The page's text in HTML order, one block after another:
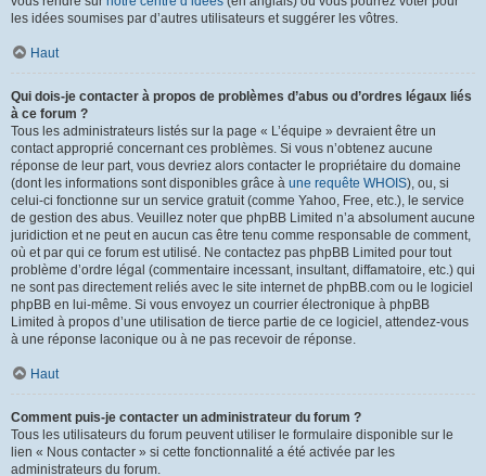
les idées soumises par d’autres utilisateurs et suggérer les vôtres.
Haut
Qui dois-je contacter à propos de problèmes d’abus ou d’ordres légaux liés
à ce forum ?
Tous les administrateurs listés sur la page « L’équipe » devraient être un
contact approprié concernant ces problèmes. Si vous n’obtenez aucune
réponse de leur part, vous devriez alors contacter le propriétaire du domaine
(dont les informations sont disponibles grâce à une requête WHOIS), ou, si
celui-ci fonctionne sur un service gratuit (comme Yahoo, Free, etc.), le service
de gestion des abus. Veuillez noter que phpBB Limited n’a absolument aucune
juridiction et ne peut en aucun cas être tenu comme responsable de comment,
où et par qui ce forum est utilisé. Ne contactez pas phpBB Limited pour tout
problème d’ordre légal (commentaire incessant, insultant, diffamatoire, etc.) qui
ne sont pas directement reliés avec le site internet de phpBB.com ou le logiciel
phpBB en lui-même. Si vous envoyez un courrier électronique à phpBB
Limited à propos d’une utilisation de tierce partie de ce logiciel, attendez-vous
à une réponse laconique ou à ne pas recevoir de réponse.
Haut
Comment puis-je contacter un administrateur du forum ?
Tous les utilisateurs du forum peuvent utiliser le formulaire disponible sur le
lien « Nous contacter » si cette fonctionnalité a été activée par les
administrateurs du forum.